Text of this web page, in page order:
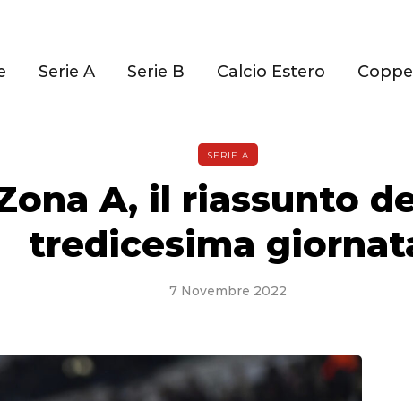
Serie A Serie B Calcio Estero Coppe
SERIE A
A, il riassunto
tredicesima
7 Novembre 2022